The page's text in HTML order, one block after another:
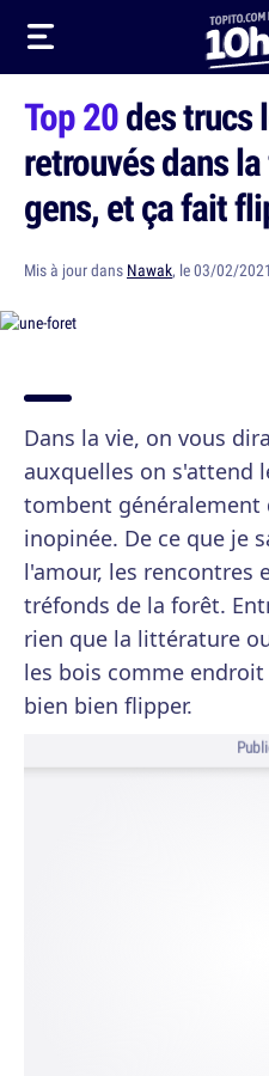
Top 20des trucs
retrouvés dans
gens, et ça fait
Mis à jour dans Nawak, le 03/02/
Dans la vie, on vous
auxquelles on s'attend
tombent généralement
inopinée. De ce que je
l'amour, les rencontres
tréfonds de la forêt.
rien que la littérature
les bois comme
bien bien flipper.